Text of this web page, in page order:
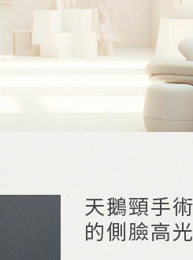
半肋軟骨隆鼻
眼袋手術
天鵝頸手
的側臉高